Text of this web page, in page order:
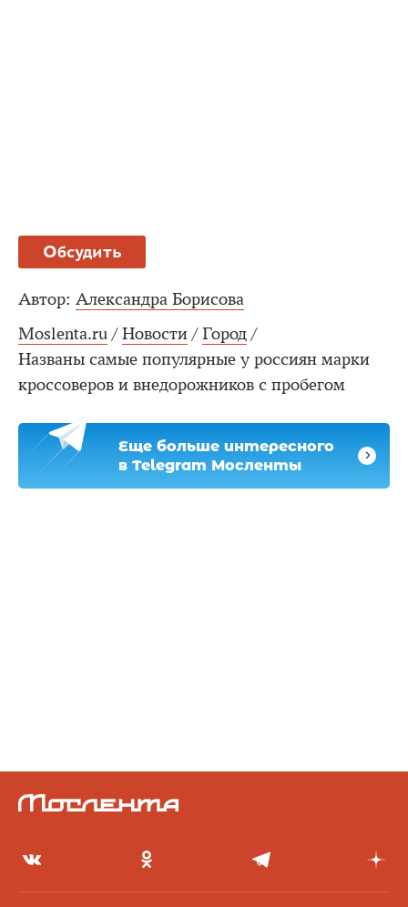
Обсудить
Автор: Александра Борисова
Moslenta.ru / Новости / Город /
Названы самые популярные у россиян марки
кроссоверов и внедорожников с пробегом
Еще больше интересного
в Telegram Мосленты